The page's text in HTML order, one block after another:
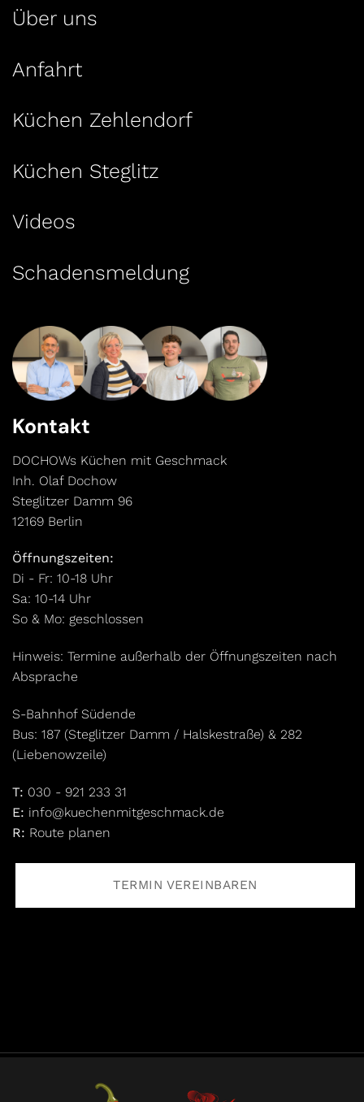
Über uns
Anfahrt
Küchen Zehlendorf
Küchen Steglitz
Videos
Schadensmeldung
Kontakt
DOCHOWs Küchen mit Geschmack
Inh. Olaf Dochow
Steglitzer Damm 96
12169 Berlin
Öffnungszeiten:
Di - Fr: 10-18 Uhr
Sa: 10-14 Uhr
So & Mo: geschlossen
Hinweis: Termine außerhalb der Öffnungszeiten nach
Absprache
S-Bahnhof Südende
Bus: 187 (Steglitzer Damm / Halskestraße) & 282
(Liebenowzeile)
T: 030 - 921 233 31
E: info@kuechenmitgeschmack.de
R: Route planen
TERMIN VEREINBAREN